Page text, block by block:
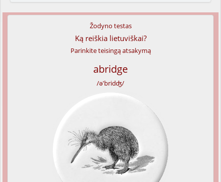
Žodyno testas
Ką reiškia lietuviškai?
Parinkite teisingą atsakymą
abridge
/ə'bridʤ/